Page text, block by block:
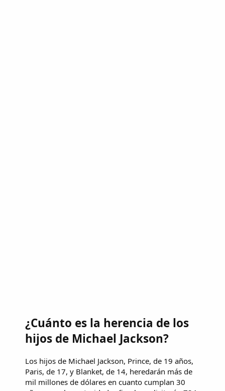
¿Cuánto es la herencia de los
hijos de Michael Jackson?
Los hijos de Michael Jackson, Prince, de 19 años,
Paris, de 17, y Blanket, de 14, heredarán más de
mil millones de dólares en cuanto cumplan 30